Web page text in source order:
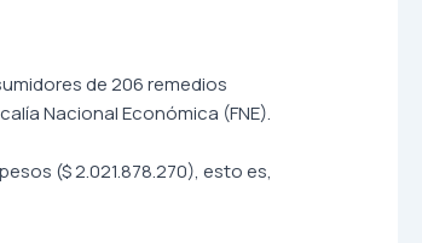
de 206 remedios
Nacional Económica (FNE).
($ 2.021.878.270), esto es,